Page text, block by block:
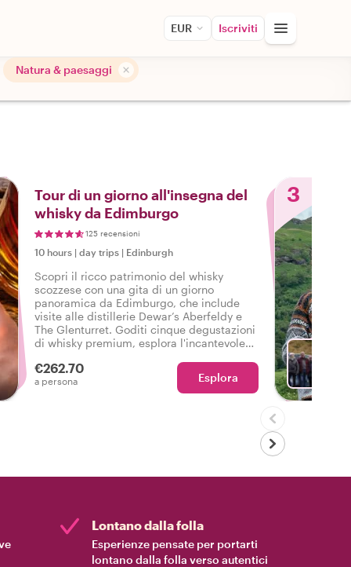
EUR Iscriviti
Natura & paesaggi
Tour di un giorno all'insegna del
whisky da Edimburgo
125 recensioni
10 hours | day trips | Edinburgh
Scopri il ricco patrimonio del whisky
scozzese con una gita di un giorno
panoramica da Edimburgo, che include
visite alle distillerie Dewar’s Aberfeldy e
The Glenturret. Goditi cinque degustazioni
di whisky premium, esplora l'incantevole
splendidi paesaggi delle Highlands lungo
il percorso. Guidata da un appassionato
host locale, questa esperienza
€262.70
a persona Esplora
3
Lontano dalla folla
Esperienze pensate per portarti
lontano dalla folla verso autentici